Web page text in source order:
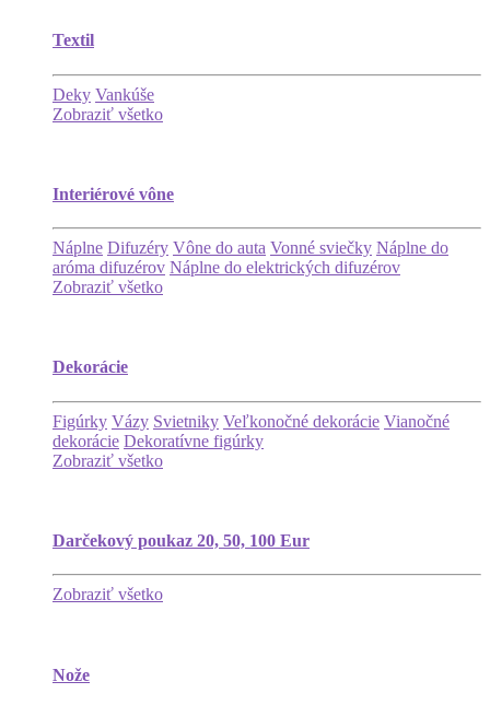
Textil
Deky Vankúše
Zobraziť všetko
Interiérové vône
Náplne Difuzéry Vône do auta Vonné sviečky Náplne do
aróma difuzérov Náplne do elektrických difuzérov
Zobraziť všetko
Dekorácie
Figúrky Vázy Svietniky Veľkonočné dekorácie Vianočné
dekorácie Dekoratívne figúrky
Zobraziť všetko
Darčekový poukaz 20, 50, 100 Eur
Zobraziť všetko
Nože